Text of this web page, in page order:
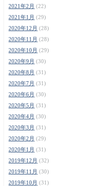
2021年2月 (22)
2021年1月 (29)
2020年12月 (28)
2020年11月 (28)
2020年10月 (29)
2020年9月 (30)
2020年8月 (31)
2020年7月 (31)
2020年6月 (30)
2020年5月 (31)
2020年4月 (30)
2020年3月 (31)
2020年2月 (29)
2020年1月 (31)
2019年12月 (32)
2019年11月 (30)
2019年10月 (31)